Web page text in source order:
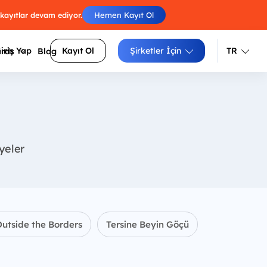
devam ediyor. Hemen Kayıt Ol
Blog
Yap Kayıt Ol Şirketler İçin TR
the Borders Tersine Beyin Göçü